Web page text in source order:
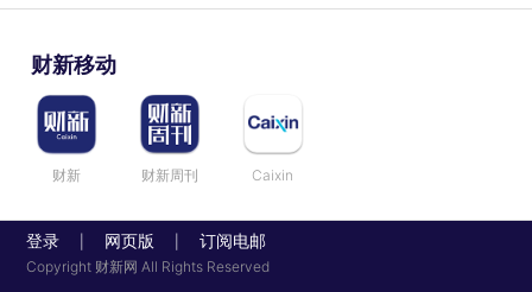
财新移动
财新 财新周刊 Caixin
登录 网页版 订阅电邮
Copyright 财新网 All Rights Reserved